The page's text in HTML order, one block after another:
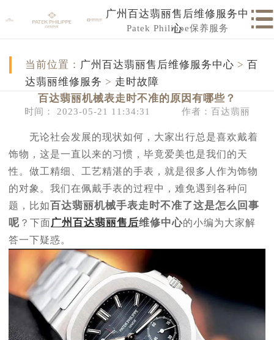
广州百达翡丽售后维修服务中
心
Patek Philippe保养服务
当前位置： 广州百达翡丽售后维修服务中心 > 百
达翡丽维修服务 > 走时故障
百达翡丽机械表走时不准的原因有哪些？
时间： 2023-05-21 11:34:31 作者：百达翡丽
无论社会发展的现状如何，大家出行总是喜欢戴着
饰物，这是一直以来的习惯，毕竟爱美也是我们的天
性。做工精细、工艺精湛的手表，就是很多人作为饰物
的对象。我们在佩戴手表的过程中，难免遇到各种问
题，比如百达翡丽机械手表走时不准了这是怎么回事
呢 ？下面广州百达翡丽售后维修中心的小编为大家解
答一下疑惑。